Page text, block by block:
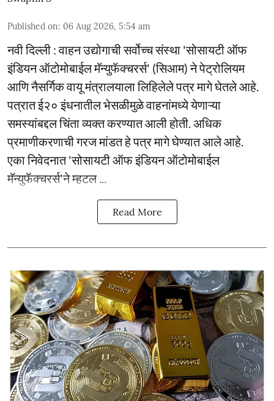
Published on: 06 Aug 2026, 5:54 am
नवी दिल्ली : वाहन उद्योगाची सर्वोच्च संस्था 'सोसायटी ऑफ
इंडियन ऑटोमोबाईल मॅन्युफॅक्चरर्स' (सिआम) ने पेट्रोलियम
आणि नैसर्गिक वायू मंत्रालयाला लिहिलेले पत्र मागे घेतले आहे.
पत्रात ई२० इंधनातील भेसळीमुळे वाहनांमध्ये येणाऱ्या
समस्यांबद्दल चिंता व्यक्त करण्यात आली होती. अधिक
प्रमाणीकरणाची गरज मांडत हे पत्र मागे घेण्यात आले आहे.
एका निवेदनात 'सोसायटी ऑफ इंडियन ऑटोमोबाईल
मॅन्युफॅक्चरर्स'ने म्हटल ...
Read More